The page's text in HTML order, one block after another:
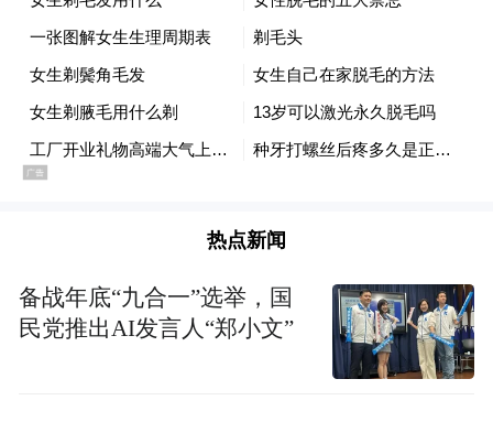
热点新闻
备战年底“九合一”选举，国
民党推出AI发言人“郑小文”